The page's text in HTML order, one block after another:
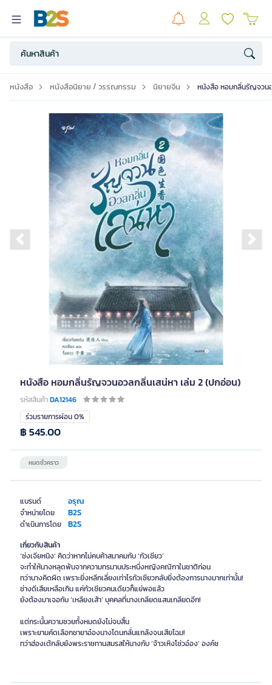
หนังสือ หนังสือนิยาย / วรรณกรรม นิยายจีน หนังสือ หอมกลิ่นรัญจวน
Previous slide
หนังสือ หอมกลิ่นรัญจวนอวลกลิ่นเสน่หา เล่ม 2 (ปกอ่อน)
รหัสสินค้าDA12146
แบรนด์ อรุณ
จำหน่ายโดย B2S
ดำเนินการโดย B2S
ร่วมรายการผ่อน 0%
หมดชั่วคราว
฿ 545.00
เกี่ยวกับสินค้า
‘ซ่งเจียหนิง’ คิดว่าหากไม่คบค้าสมาคมกับ ‘กัวเซียว’
จะทำให้นางหลุดพ้นจากความทรมานประหนึ่งหญิงคณิกาในชาติก่อน
ทว่านางคิดผิด เพราะยิ่งหลีกเลี่ยงเท่าไรกัวเซียวกลับยิ่งต้องการนางมากเท่านั้น!
ช่างดีเสียเหลือเกิน แค่กัวเซียวคนเดียวก็แย่พอแล้ว
ยังต้องมาเจอกับ ‘เหลียงเส้า’ บุคคลที่นางเกลียดแสนเกลียดอีก!
แต่กระนั้นความซวยทั้งหมดยังไม่จบสิ้น
เพราะยามคัดเลือกชายาอ๋องนางโดนกลั่นแกล้งจนเสียโฉม!
ทว่าฮ่องเต้กลับยังพระราชทานสมรสให้นางกับ ‘จ้าวเหิงโซ่วอ๋อง’ องค์ช